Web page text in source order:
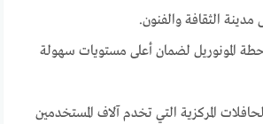
مدينة الثقافة والفنون.
المونوريل لضمان أعلى مستويات سهولة
المركزية التي تخدم آلاف المستخدمين